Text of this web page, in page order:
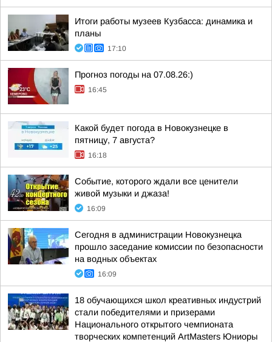
Итоги работы музеев Кузбасса: динамика и
планы
17:10
Прогноз погоды на 07.08.26:)
16:45
Какой будет погода в Новокузнецке в
пятницу, 7 августа?
16:18
Событие, которого ждали все ценители
живой музыки и джаза!
16:09
Сегодня в администрации Новокузнецка
прошло заседание комиссии по безопасности
на водных объектах
16:09
18 обучающихся школ креативных индустрий
стали победителями и призерами
Национального открытого чемпионата
творческих компетенций ArtMasters Юниоры